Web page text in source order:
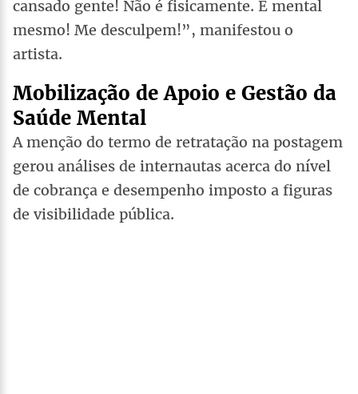
cansado gente! Não é fisicamente. É mental
mesmo! Me desculpem!”, manifestou o
artista.
Mobilização de Apoio e Gestão da
Saúde Mental
A menção do termo de retratação na postagem
gerou análises de internautas acerca do nível
de cobrança e desempenho imposto a figuras
de visibilidade pública.